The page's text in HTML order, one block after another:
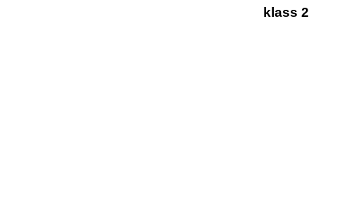
klass 2